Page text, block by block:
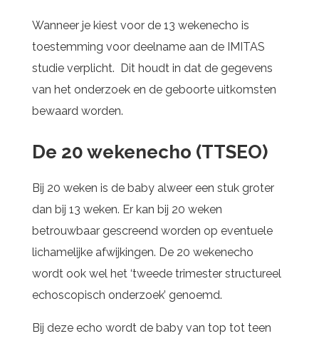
Wanneer je kiest voor de 13 wekenecho is
toestemming voor deelname aan de IMITAS
studie verplicht. Dit houdt in dat de gegevens
van het onderzoek en de geboorte uitkomsten
bewaard worden.
De 20 wekenecho (TTSEO)
Bij 20 weken is de baby alweer een stuk groter
dan bij 13 weken. Er kan bij 20 weken
betrouwbaar gescreend worden op eventuele
lichamelijke afwijkingen. De 20 wekenecho
wordt ook wel het ‘tweede trimester structureel
echoscopisch onderzoek’ genoemd.
Bij deze echo wordt de baby van top tot teen